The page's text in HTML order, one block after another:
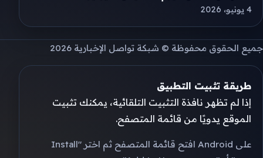
4 يونيو، 2026
جميع الحقوق محفوظة © شبكة تواصل الإخبارية 2026
طريقة تثبيت التطبيق
إذا لم تظهر نافذة التثبيت التلقائية، يمكنك تثبيت
الموقع يدويًا من قائمة المتصفح.
على Android افتح قائمة المتصفح ثم اختر "Install